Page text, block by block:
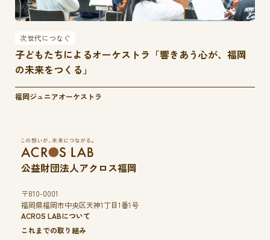
次世代につなぐ
子どもたちによるオーケストラ「響きあう心が、福岡
の未来をつくる」
福岡ジュニアオーケストラ
公益財団法人アクロス福岡
〒810-0001
福岡県福岡市中央区天神1丁目1番1号
ACROS LABについて
これまでの取り組み